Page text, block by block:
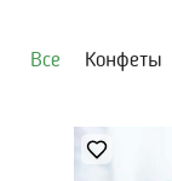
Все Конфеты